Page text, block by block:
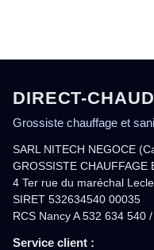
DIRECT-
Grossiste chauffage et
SARL NITECH NEGOCE
GROSSISTE CHAUFFAGE
4 Ter rue du maréchal
SIRET 532634540 00035
RCS Nancy A 532 634 540
Service client :